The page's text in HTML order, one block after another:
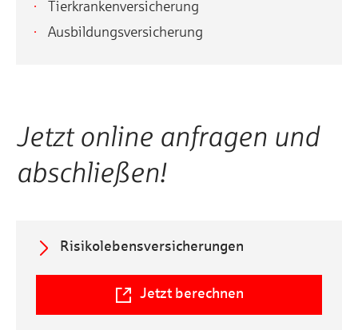
Tierkrankenversicherung
Ausbildungsversicherung
Jetzt online anfragen und
abschließen!
a Risikolebensversicherungen
l Jetzt berechnen